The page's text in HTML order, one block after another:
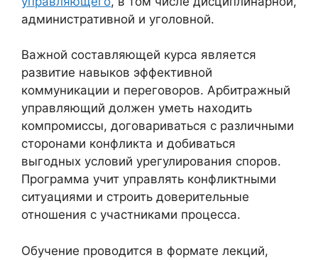
административной и уголовной.
Важной составляющей курса является
развитие навыков эффективной
коммуникации и переговоров. Арбитражный
управляющий должен уметь находить
компромиссы, договариваться с различными
сторонами конфликта и добиваться
выгодных условий урегулирования споров.
Программа учит управлять конфликтными
ситуациями и строить доверительные
отношения с участниками процесса.
Обучение проводится в формате лекций,